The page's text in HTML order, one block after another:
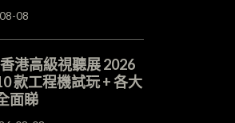
08
香港高級視聽展 2026
款工程機試玩 + 各大
面睇